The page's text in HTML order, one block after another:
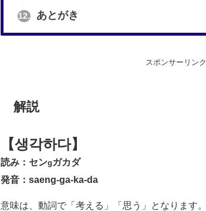
12. あとがき
スポンサーリンク
解説
【생각하다】
読み：センg ガカダ
発音：saeng-ga-ka-da
意味は、動詞で「考える」「思う」となります。